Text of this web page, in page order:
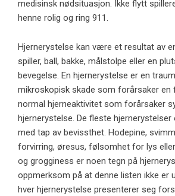
medisinsk nødsituasjon. Ikke flytt
henne rolig og ring 911.
Hjernerystelse kan være et resultat av
spiller, ball, bakke, målstolpe eller en
bevegelse. En hjernerystelse er en
mikroskopisk skade som forårsaker en
normal hjerneaktivitet som forårsaker
hjernerystelse. De fleste
med tap av bevissthet. Hodepine,
forvirring, øresus, følsomhet for lys
og grogginess er noen tegn på
oppmerksom på at denne listen ikke er
hver hjernerystelse presenterer seg